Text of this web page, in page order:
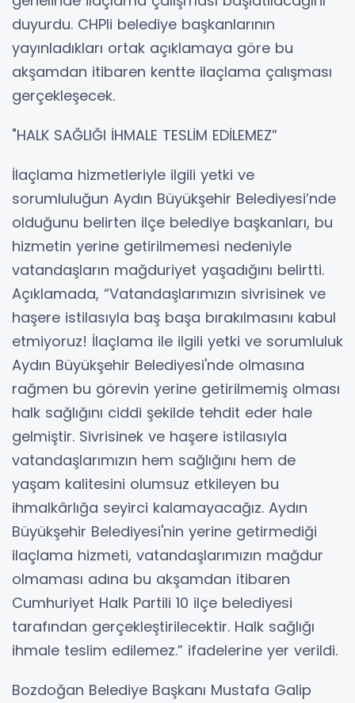
duyurdu. CHPli belediye başkanlarının
yayınladıkları ortak açıklamaya göre bu
akşamdan itibaren kentte ilaçlama çalışması
gerçekleşecek.
"HALK SAĞLIĞI İHMALE TESLİM EDİLEMEZ”
İlaçlama hizmetleriyle ilgili yetki ve
sorumluluğun Aydın Büyükşehir Belediyesi’nde
olduğunu belirten ilçe belediye başkanları, bu
hizmetin yerine getirilmemesi nedeniyle
vatandaşların mağduriyet yaşadığını belirtti.
Açıklamada, “Vatandaşlarımızın sivrisinek ve
haşere istilasıyla baş başa bırakılmasını kabul
etmiyoruz! İlaçlama ile ilgili yetki ve sorumluluk
Aydın Büyükşehir Belediyesi'nde olmasına
rağmen bu görevin yerine getirilmemiş olması
halk sağlığını ciddi şekilde tehdit eder hale
gelmiştir. Sivrisinek ve haşere istilasıyla
vatandaşlarımızın hem sağlığını hem de
yaşam kalitesini olumsuz etkileyen bu
ihmalkârlığa seyirci kalamayacağız. Aydın
Büyükşehir Belediyesi'nin yerine getirmediği
ilaçlama hizmeti, vatandaşlarımızın mağdur
olmaması adına bu akşamdan itibaren
Cumhuriyet Halk Partili 10 ilçe belediyesi
tarafından gerçekleştirilecektir. Halk sağlığı
ihmale teslim edilemez.” ifadelerine yer verildi.
Bozdoğan Belediye Başkanı Mustafa Galip